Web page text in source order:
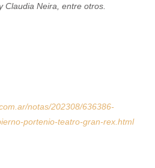
Claudia Neira, entre otros.
notas/202308/636386-
portenio-teatro-gran-rex.html